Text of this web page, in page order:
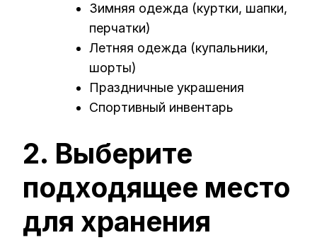
Зимняя одежда (куртки, шапки,
перчатки)
Летняя одежда (купальники,
шорты)
Праздничные украшения
Спортивный инвентарь
2. Выберите
подходящее место
для хранения